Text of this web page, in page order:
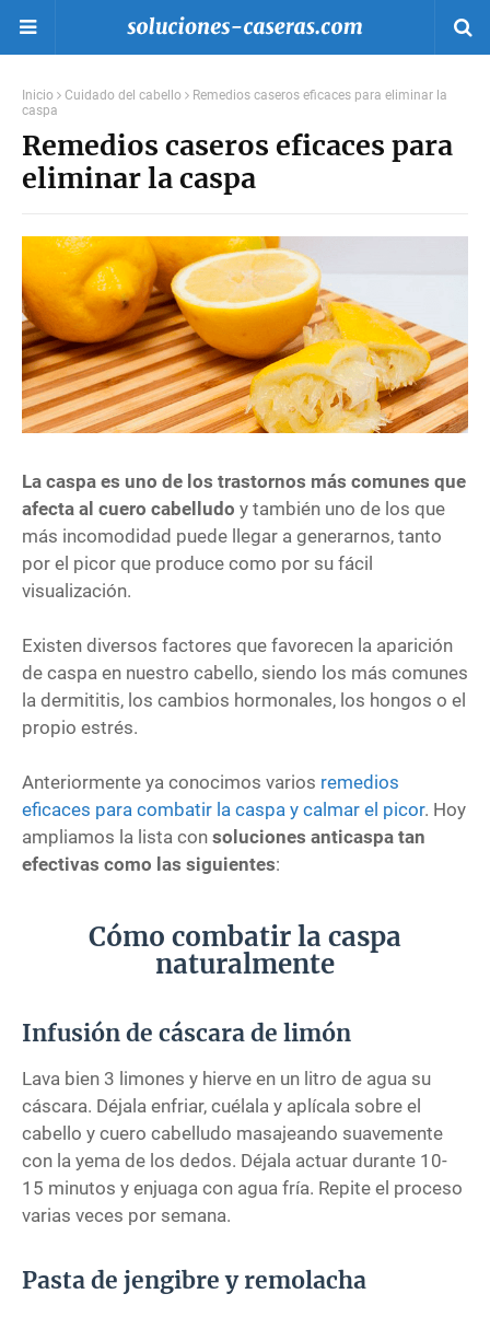
Inicio Cuidado del cabello
Remedios caseros eficaces para eliminar la
caspa
Remedios caseros eficaces para
eliminar la caspa
La caspa es uno de los trastornos más comunes que
afecta al cuero cabelludo y también uno de los que
más incomodidad puede llegar a generarnos, tanto
por el picor que produce como por su fácil
visualización.
Existen diversos factores que favorecen la aparición
de caspa en nuestro cabello, siendo los más comunes
la dermititis, los cambios hormonales, los hongos o el
propio estrés.
Anteriormente ya conocimos varios remedios
eficaces para combatir la caspa y calmar el picor. Hoy
ampliamos la lista con soluciones anticaspa tan
efectivas como las siguientes:
Cómo combatir la caspa
naturalmente
Infusión de cáscara de limón
Lava bien 3 limones y hierve en un litro de agua su
cáscara. Déjala enfriar, cuélala y aplícala sobre el
cabello y cuero cabelludo masajeando suavemente
con la yema de los dedos. Déjala actuar durante 10-
15 minutos y enjuaga con agua fría. Repite el proceso
varias veces por semana.
Pasta de jengibre y remolacha